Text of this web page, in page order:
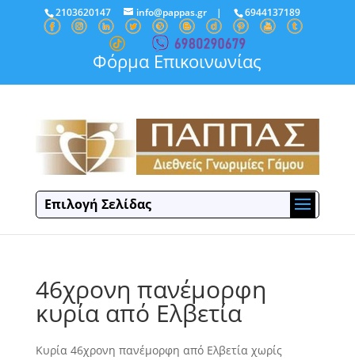
2103620147 info@pappas.gr| 6944137189
Φόρμα Επικοινωνίας
Επιλογή Σελίδας
46χρονη πανέμορφη
κυρία από Ελβετία
Κυρία 46χρονη πανέμορφη από Ελβετία χωρίς